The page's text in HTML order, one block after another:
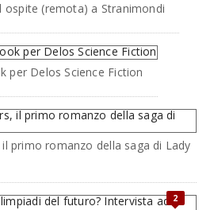
ospite (remota) a Stranimondi
per Delos Science Fiction
primo romanzo della saga di Lady
2